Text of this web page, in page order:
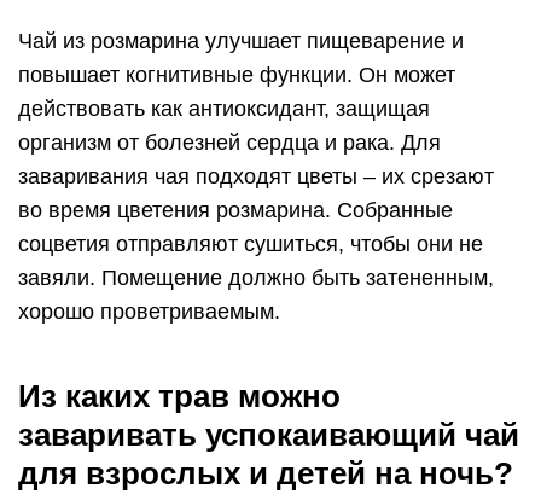
Чай из розмарина улучшает пищеварение и
повышает когнитивные функции. Он может
действовать как антиоксидант, защищая
организм от болезней сердца и рака. Для
заваривания чая подходят цветы – их срезают
во время цветения розмарина. Собранные
соцветия отправляют сушиться, чтобы они не
завяли. Помещение должно быть затененным,
хорошо проветриваемым.
Из каких трав можно
заваривать успокаивающий чай
для взрослых и детей на ночь?